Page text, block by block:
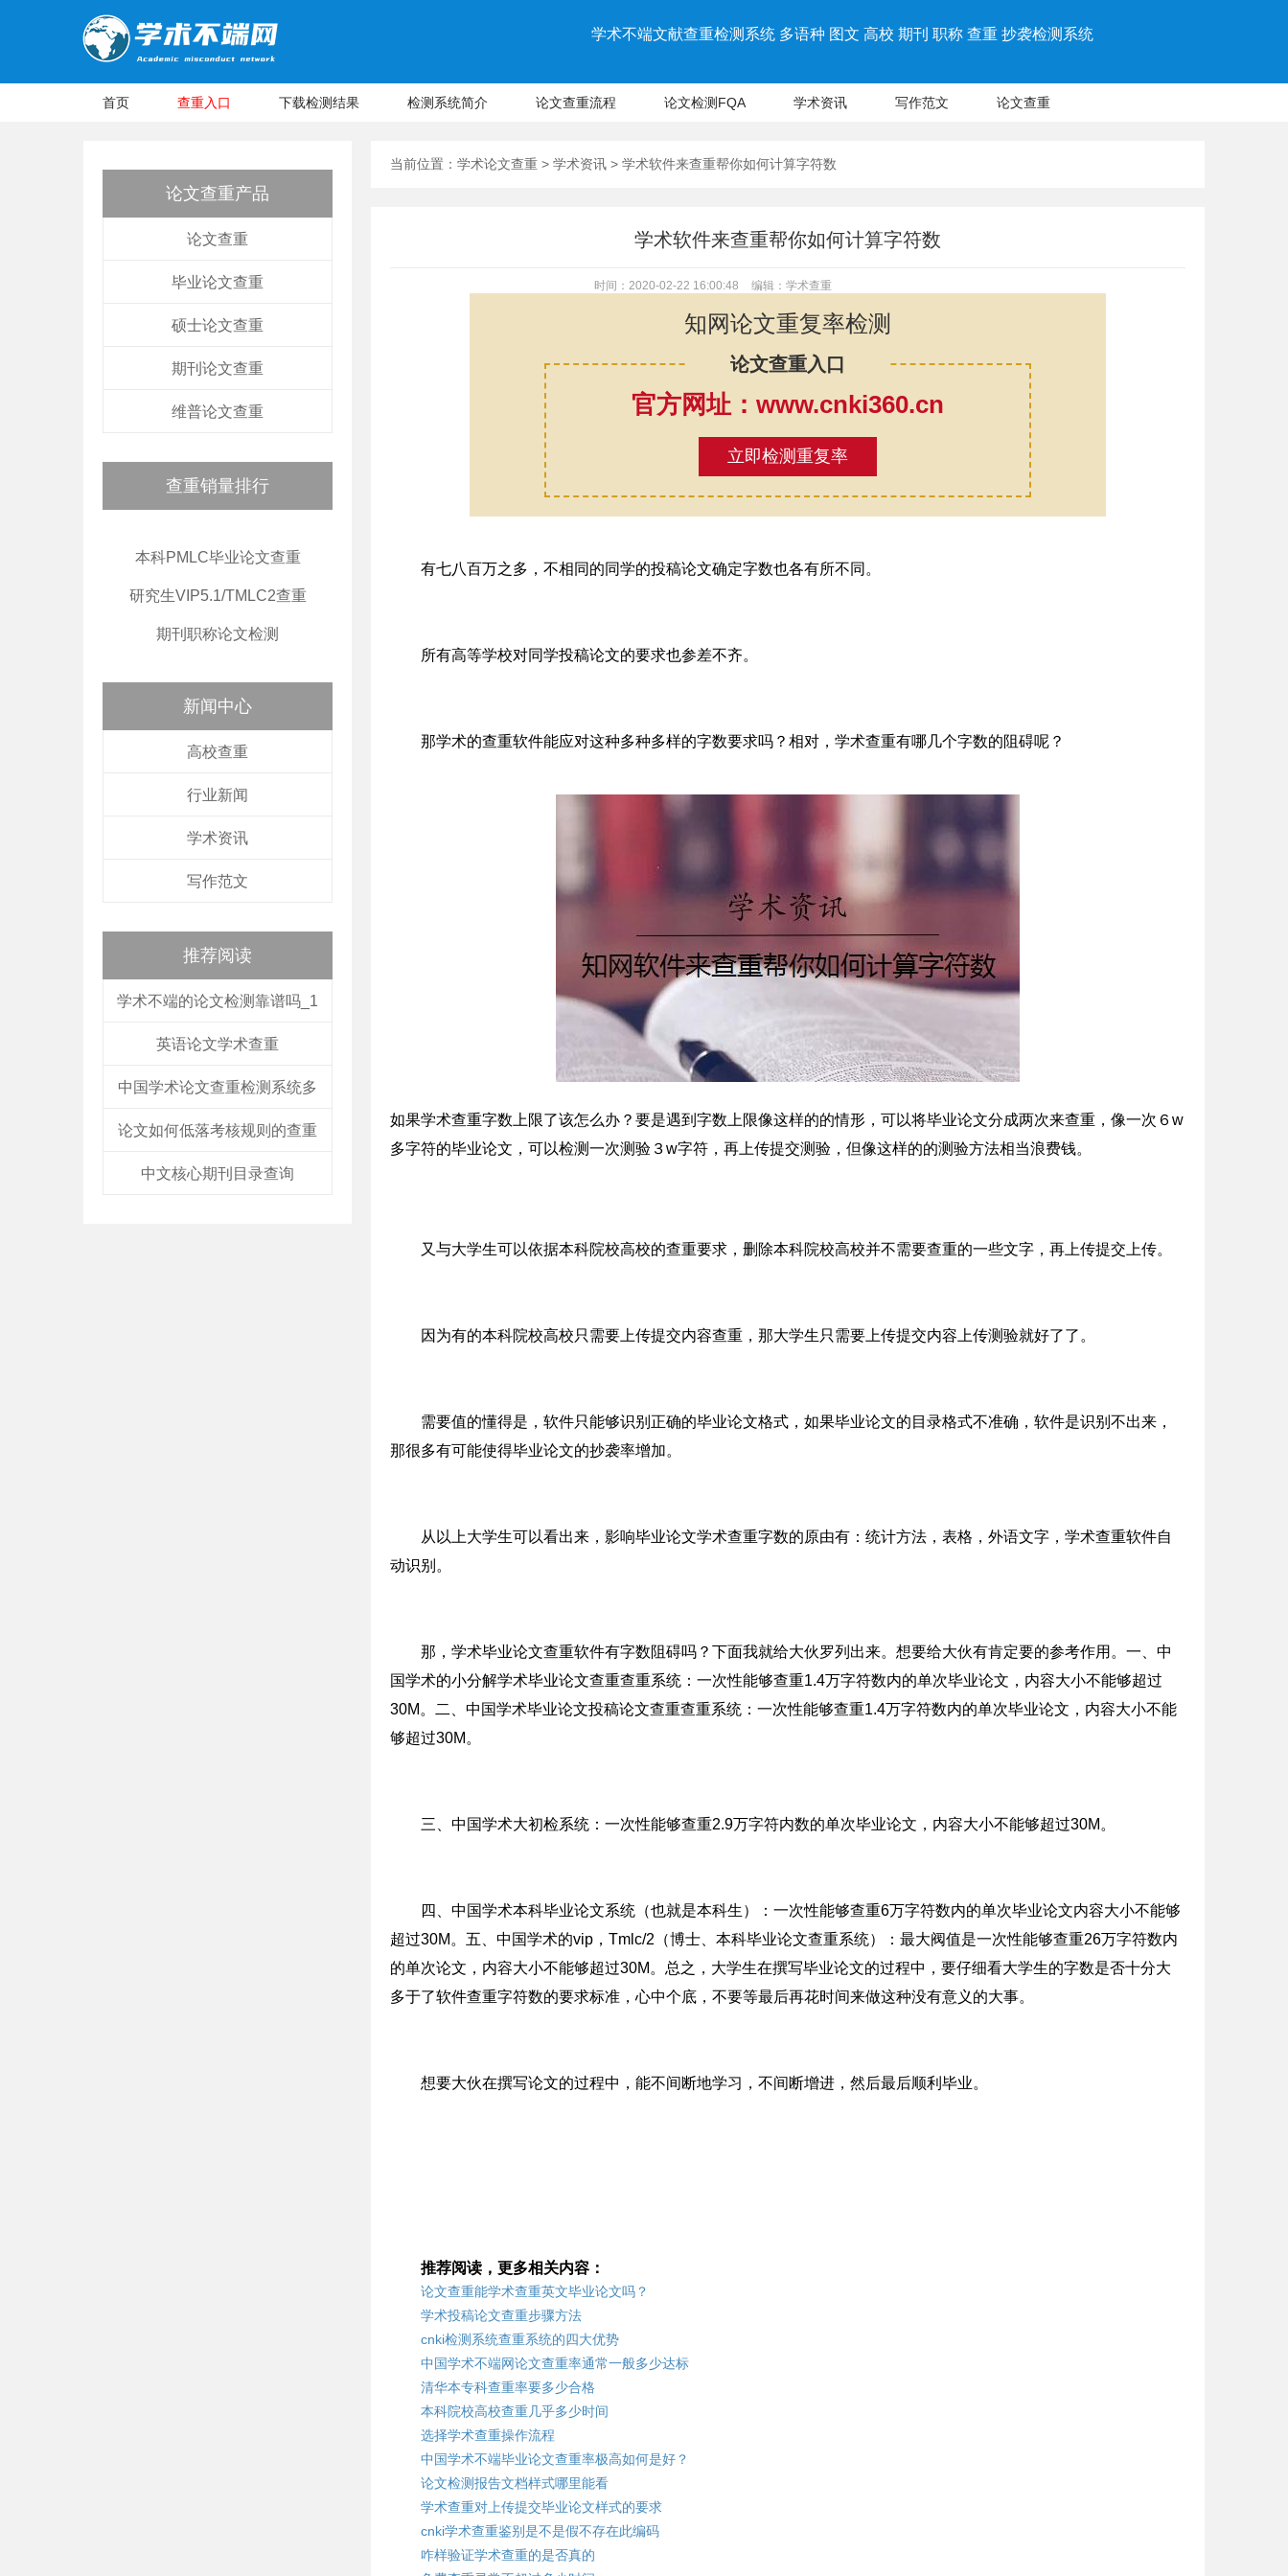
学术不端文献查重检测系统 多语种 图文 高校 期刊 职称 查重 抄袭检测系统
首页 查重入口 下载检测结果 检测系统简介 论文查重流程 论文检测FQA 学术资讯 写作范文 论文查重
论文查重产品
论文查重
毕业论文查重
硕士论文查重
期刊论文查重
维普论文查重
查重销量排行
本科PMLC毕业论文查重
研究生VIP5.1/TMLC2查重
期刊职称论文检测
新闻中心
高校查重
行业新闻
学术资讯
写作范文
推荐阅读
学术不端的论文检测靠谱吗_1
英语论文学术查重
中国学术论文查重检测系统多
论文如何低落考核规则的查重
中文核心期刊目录查询
当前位置： 学术论文查重 > 学术资讯 > 学术软件来查重帮你如何计算字符数
学术软件来查重帮你如何计算字符数
时间：2020-02-22 16:00:48 编辑：学术查重
知网论文重复率检测
论文查重入口
官方网址：www.cnki360.cn
立即检测重复率
有七八百万之多，不相同的同学的投稿论文确定字数也各有所不同。
所有高等学校对同学投稿论文的要求也参差不齐。
那学术的查重软件能应对这种多种多样的字数要求吗？相对，学术查重有哪几个字数的阻碍呢？
如果学术查重字数上限了该怎么办？要是遇到字数上限像这样的的情形，可以将毕业论文分成两次来查重，像一次６w
多字符的毕业论文，可以检测一次测验３w字符，再上传提交测验，但像这样的的测验方法相当浪费钱。
又与大学生可以依据本科院校高校的查重要求，删除本科院校高校并不需要查重的一些文字，再上传提交上传。
因为有的本科院校高校只需要上传提交内容查重，那大学生只需要上传提交内容上传测验就好了了。
需要值的懂得是，软件只能够识别正确的毕业论文格式，如果毕业论文的目录格式不准确，软件是识别不出来，
那很多有可能使得毕业论文的抄袭率增加。
从以上大学生可以看出来，影响毕业论文学术查重字数的原由有：统计方法，表格，外语文字，学术查重软件自
动识别。
那，学术毕业论文查重软件有字数阻碍吗？下面我就给大伙罗列出来。想要给大伙有肯定要的参考作用。一、中
国学术的小分解学术毕业论文查重查重系统：一次性能够查重1.4万字符数内的单次毕业论文，内容大小不能够超过
30M。二、中国学术毕业论文投稿论文查重查重系统：一次性能够查重1.4万字符数内的单次毕业论文，内容大小不能
够超过30M。
三、中国学术大初检系统：一次性能够查重2.9万字符内数的单次毕业论文，内容大小不能够超过30M。
四、中国学术本科毕业论文系统（也就是本科生）：一次性能够查重6万字符数内的单次毕业论文内容大小不能够
超过30M。五、中国学术的vip，Tmlc/2（博士、本科毕业论文查重系统）：最大阀值是一次性能够查重26万字符数内
的单次论文，内容大小不能够超过30M。总之，大学生在撰写毕业论文的过程中，要仔细看大学生的字数是否十分大
多于了软件查重字符数的要求标准，心中个底，不要等最后再花时间来做这种没有意义的大事。
想要大伙在撰写论文的过程中，能不间断地学习，不间断增进，然后最后顺利毕业。
推荐阅读，更多相关内容：
论文查重能学术查重英文毕业论文吗？
学术投稿论文查重步骤方法
cnki检测系统查重系统的四大优势
中国学术不端网论文查重率通常一般多少达标
清华本专科查重率要多少合格
本科院校高校查重几乎多少时间
选择学术查重操作流程
中国学术不端毕业论文查重率极高如何是好？
论文检测报告文档样式哪里能看
学术查重对上传提交毕业论文样式的要求
cnki学术查重鉴别是不是假不存在此编码
咋样验证学术查重的是否真的